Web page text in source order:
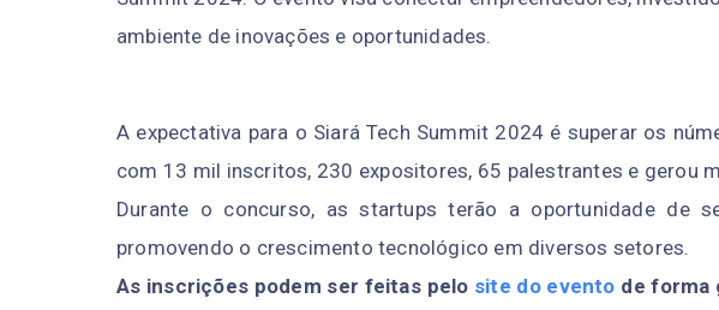
ambiente de inovações e oportunidades.
A expectativa para o Siará Tech Summit 2024 é superar os
com 13 mil inscritos, 230 expositores, 65 palestrantes e gerou
Durante o concurso, as startups terão a oportunidade de
promovendo o crescimento tecnológico em diversos setores.
As inscrições podem ser feitas pelo site do evento de forma